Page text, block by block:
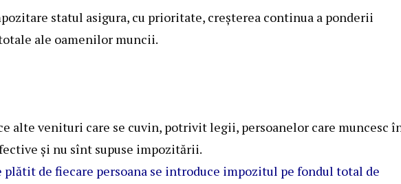
statul asigura, cu prioritate, creşterea continua a ponderii
ale oamenilor muncii.
alte venituri care se cuvin, potrivit legii, persoanelor care muncesc
şi nu sînt supuse impozitării.
de fiecare persoana se introduce impozitul pe fondul total de